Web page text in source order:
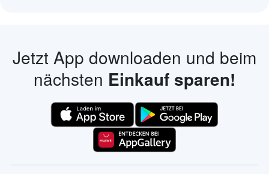
Jetzt App downloaden und beim
nächsten Einkauf sparen!